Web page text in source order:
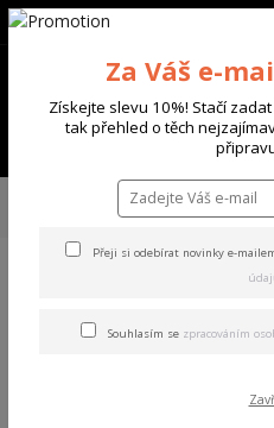
+420 702 136 620
TRIKA & TÍLKA
Regular T-Shirt black 6XL
V02 Regular T-
Za Váš e-
Získejte slevu 10%! Stačí
tak přehled o těch
Přeji si odebírat novinky e-
Souhlasím se zpracováním